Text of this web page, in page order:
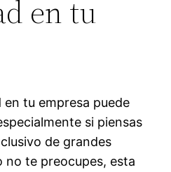
en tu
tu empresa puede
si piensas
de grandes
no te preocupes, esta